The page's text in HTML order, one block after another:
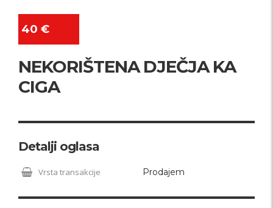
40 €
NEKORIŠTENA DJEČJA KA
CIGA
Detalji oglasa
Vrsta transakcije Prodajem